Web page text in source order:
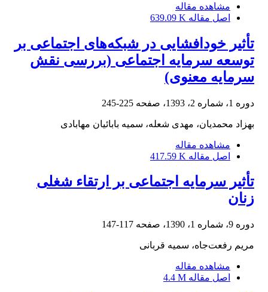
مشاهده مقاله
اصل مقاله 639.09 K
تأثیر خودافشایی در شبکه‌های اجتماعی بر
توسعه سرمایه اجتماعی (بررسی نقش
سرمایه معنوی)
دوره 1، شماره 2، 1393، صفحه 225-245
بهزاد محمدیان، مهدی شعله، سمیه بابائیان مهابادی
مشاهده مقاله
اصل مقاله 417.59 K
تأثیر سرمایه اجتماعی بر ارتقاء شغلی
زنان
دوره 9، شماره 1، 1390، صفحه 117-147
مریم رفعت‌جاه، سمیه قربانی
مشاهده مقاله
اصل مقاله 4.4 M